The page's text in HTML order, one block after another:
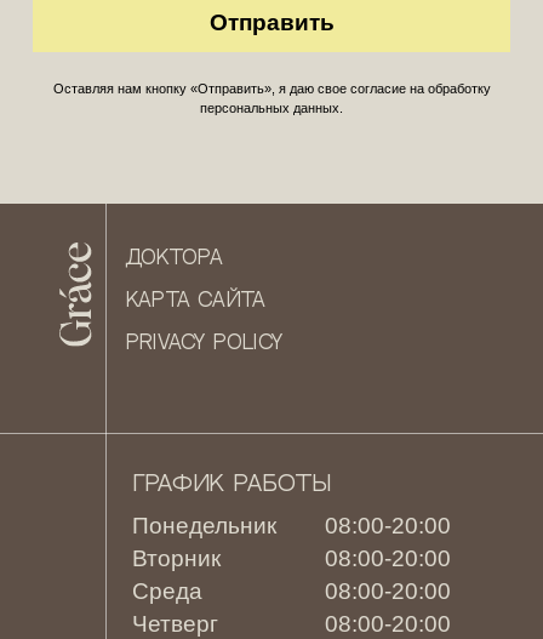
Оставляя нам кнопку «Отправить», я даю свое согласие на обработку
персональных данных.
ДОКТОРА
КАРТА САЙТА
PRIVACY POLICY
ГРАФИК РАБОТЫ
Понедельник
08:00-20:00
Вторник
08:00-20:00
Среда
08:00-20:00
Четверг
08:00-20:00